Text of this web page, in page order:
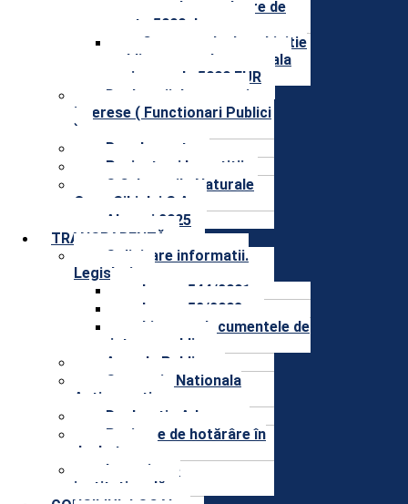
contractele cu valoare de
peste 5000 de euro
Contractele de achizitie
publica cu o valoare totala
mai mare de 5000 EUR
Declaratii de avere si
interese ( Functionari Publici
)
Regulamente
Proiecte și Investitii
S.C. Lacurile Naturale
Ocna Sibiului.S.A.
Alegeri 2025
TRANSPARENȚĂ
Solicitare informatii.
Legislatie
Legea 544/2001
Legea 52/2003
Lista cu documentele de
interes public
Agenda Publica
Strategia Nationala
Anticoruptie
Declaratie Aderare
Proiecte de hotărâre în
dezbatere
Integritate
instituțională